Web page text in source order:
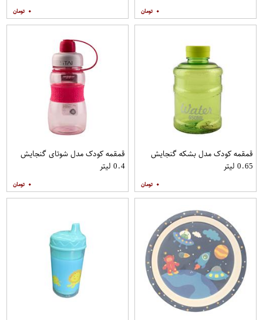
۰ ۰
قمقمه کودک مدل بشکه گنجایش
0.65 لیتر
۰
قمقمه کودک مدل شوتای گنجایش
0.4 لیتر
۰